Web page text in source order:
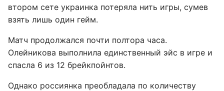
втором сете украинка потеряла нить игры, сумев
взять лишь один гейм.
Матч продолжался почти полтора часа.
Олейникова выполнила единственный эйс в игре и
спасла 6 из 12 брейкпойнтов.
Однако россиянка преобладала по количеству